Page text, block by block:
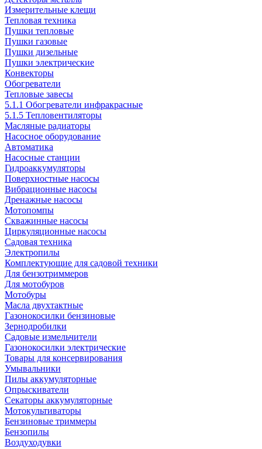
Измерительные клещи
Тепловая техника
Пушки тепловые
Пушки газовые
Пушки дизельные
Пушки электрические
Конвекторы
Обогреватели
Тепловые завесы
5.1.1 Обогреватели инфракрасные
5.1.5 Тепловентиляторы
Масляные радиаторы
Насосное оборудование
Автоматика
Насосные станции
Гидроаккумуляторы
Поверхностные насосы
Вибрационные насосы
Дренажные насосы
Мотопомпы
Скважинные насосы
Циркуляционные насосы
Садовая техника
Электропилы
Комплектующие для садовой техники
Для бензотриммеров
Для мотобуров
Мотобуры
Масла двухтактные
Газонокосилки бензиновые
Зернодробилки
Садовые измельчители
Газонокосилки электрические
Товары для консервирования
Умывальники
Пилы аккумуляторные
Опрыскиватели
Секаторы аккумуляторные
Мотокультиваторы
Бензиновые триммеры
Бензопилы
Воздуходувки